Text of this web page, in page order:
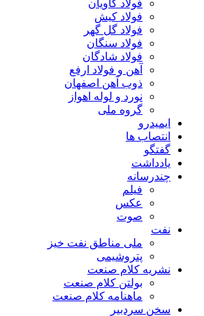
فولاد کاویان
فولاد کیش
فولاد گل گهر
فولاد سنگان
فولاد شادگان
آهن و فولاد ارفع
ذوب آهن اصفهان
نورد و لوله اهواز
گروه ملی
ایمیدرو
انتصاب ها
گفتگو
یادداشت
چندرسانه
فیلم
عکس
صوت
نفت
ملی مناطق نفت خیز
پتروشیمی
نشریه کلام صنعت
بولتن کلام صنعت
ماهنامه کلام صنعت
سخن سردبیر